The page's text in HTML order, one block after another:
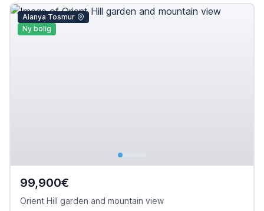
Alanya Tosmur
Ny bolig
99,900€
Orient Hill garden and mountain view